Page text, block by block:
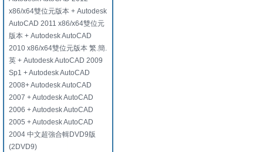
x86/x64雙位元版本 + Autodesk
AutoCAD 2011 x86/x64雙位元
版本 + Autodesk AutoCAD
2010 x86/x64雙位元版本 繁.簡.
英 + Autodesk AutoCAD 2009
Sp1 + Autodesk AutoCAD
2008+ Autodesk AutoCAD
2007 + Autodesk AutoCAD
2006 + Autodesk AutoCAD
2005 + Autodesk AutoCAD
2004 中文超強合輯DVD9版
(2DVD9)